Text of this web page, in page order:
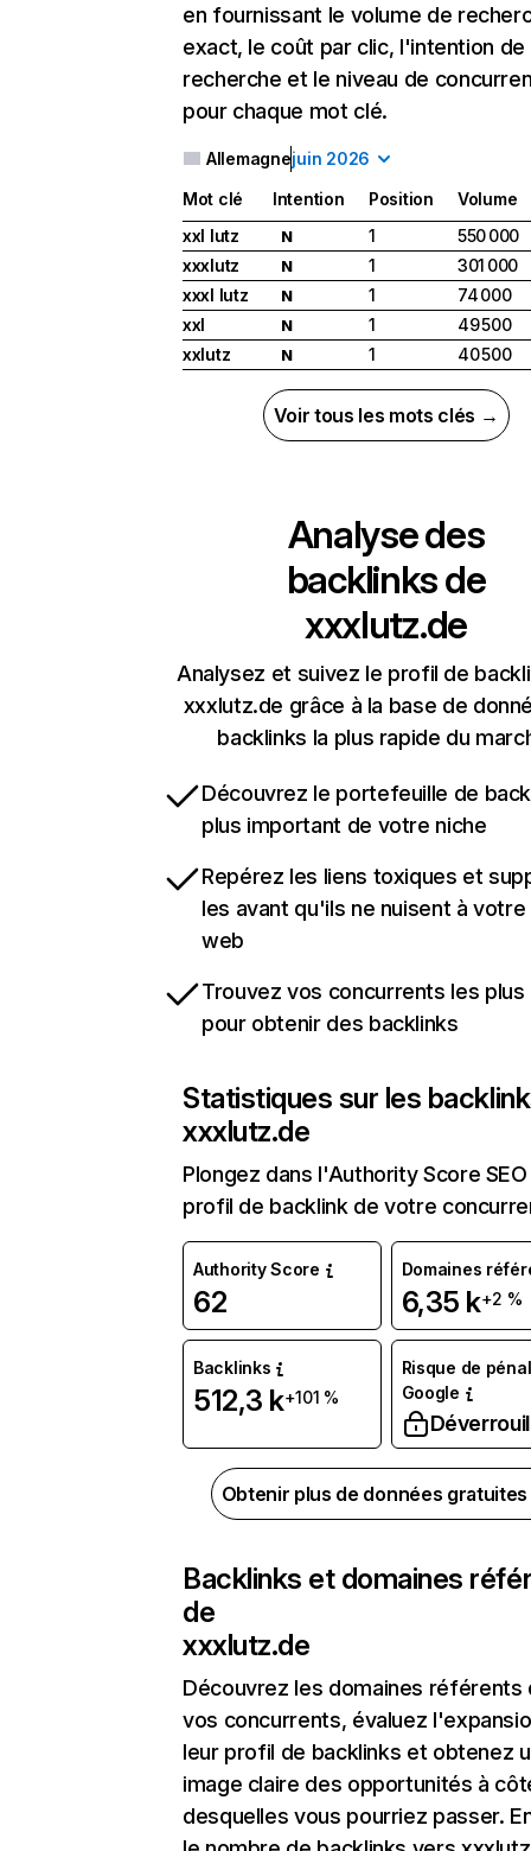
en fournissant le volume de
exact, le coût par clic, l'intention de
recherche et le niveau de
pour chaque mot clé.
Allemagnejuin 2026
Mot clé Intention Position
Volume
xxl lutz
N 1
550 000
xxxlutz
N 1
301 000
xxxl lutz
N 1
74 000
xxl
N 1
49 500
xxlutz
N 1 40 500
Voir tous les mots clés →
Analyse des
backlinks de
xxxlutz.de
Analysez et suivez le profil de
xxxlutz.de grâce à la base de
backlinks la plus rapide du
Découvrez le portefeuille de
plus important de votre niche
Repérez les liens toxiques et
les avant qu'ils ne nuisent à
web
Trouvez vos concurrents les
pour obtenir des backlinks
Statistiques sur les
xxxlutz.de
Plongez dans l'Authority Score
profil de backlink de votre
Authority Score
62
Domaines
6,35 k+2 %
Backlinks
512,3 k+101 %
Risque de
Google
Obtenir plus de données
Backlinks et domaines
de
xxxlutz.de
Découvrez les domaines référents
vos concurrents, évaluez
leur profil de backlinks et obtenez
image claire des opportunités à
desquelles vous pourriez passer.